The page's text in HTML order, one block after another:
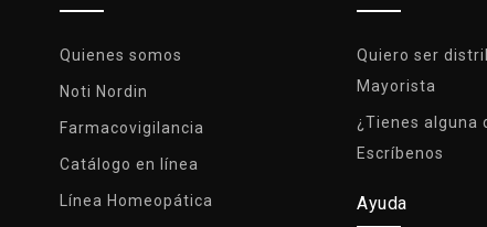
Quienes somos
Noti Nordin
Farmacovigilancia
Catálogo en línea
Línea Homeopática
Quiero ser
Mayorista
¿Tienes alguna
Escríbenos
Ayuda